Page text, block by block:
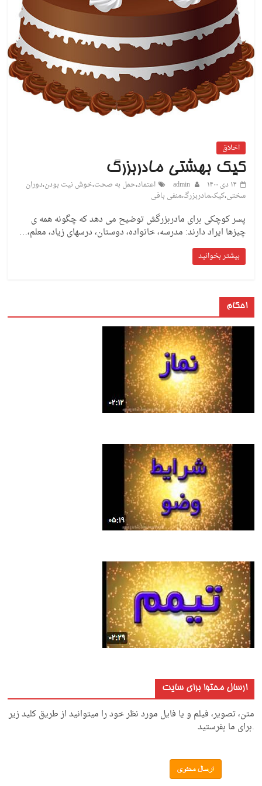
اخلاق
کیک بهشتی مادربزرگ
۱۴ دی ۱۴۰۰ admin اعتماد،حمل به صحت،خوش نیت بودن،دوران
سختی،کیک،مادربزرگ،منفی بافی
پسر کوچکی برای مادربزرگش توضیح می دهد که چگونه همه ی
چیزها ایراد دارند: مدرسه، خانواده، دوستان، درسهای زیاد، معلم،…
بیشتر بخوانید
احکام
ارسال محتوا برای سایت
متن، تصویر، فیلم و یا فایل مورد نظر خود را میتوانید از طریق کلید زیر
.برای ما بفرستید